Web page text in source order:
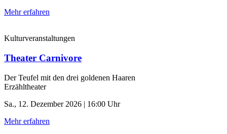
Mehr erfahren
Kulturveranstaltungen
Theater Carnivore
Der Teufel mit den drei goldenen Haaren
Erzähltheater
Sa., 12. Dezember 2026 | 16:00 Uhr
Mehr erfahren